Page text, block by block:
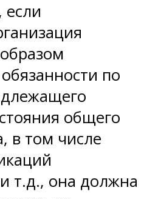
если
по
общего
в том числе
т.д., она должна